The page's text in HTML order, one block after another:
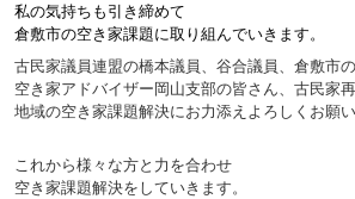
私の気持ちも引き締めて
倉敷市の空き家課題に取り組んでいきます。
古民家議員連盟の橋本議員、谷合議員、倉敷市
空き家アドバイザー岡山支部の皆さん、古民家
地域の空き家課題解決にお力添えよろしくお願い
これから様々な方と力を合わせ
空き家課題解決をしていきます。